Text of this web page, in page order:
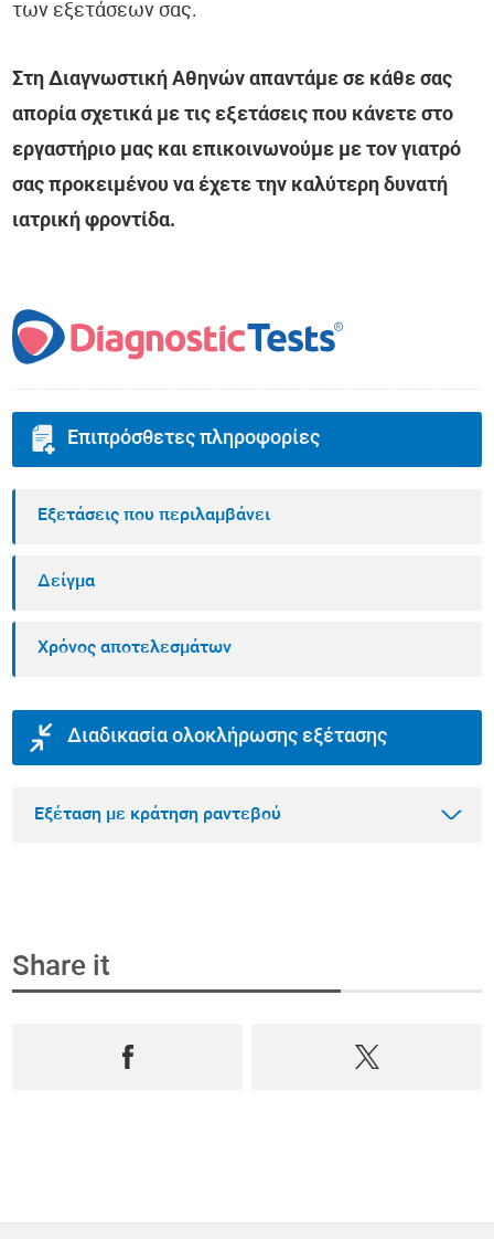
των εξετάσεων σας.
Στη Διαγνωστική Αθηνών απαντάμε σε κάθε σας
απορία σχετικά με τις εξετάσεις που κάνετε στο
εργαστήριο μας και επικοινωνούμε με τον γιατρό
σας προκειμένου να έχετε την καλύτερη δυνατή
ιατρική φροντίδα.
Επιπρόσθετες πληροφορίες
Εξετάσεις που περιλαμβάνει
Δείγμα
Χρόνος αποτελεσμάτων
Διαδικασία ολοκλήρωσης εξέτασης
Εξέταση με κράτηση ραντεβού
Βήμα 1
Share it